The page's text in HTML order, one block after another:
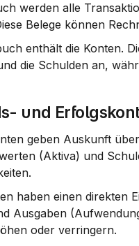
werden alle
Belege können
enthält die Konten.
die Schulden an,
und
geben Auskunft
(Aktiva) und
haben einen direkten
Ausgaben
oder verringern.